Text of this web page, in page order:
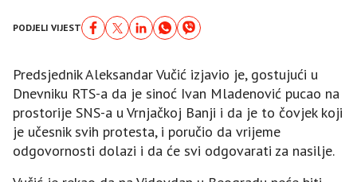
PODJELI VIJEST
Predsjednik Aleksandar Vučić izjavio je, gostujući u
Dnevniku RTS-a da je sinoć Ivan Mladenović pucao na
prostorije SNS-a u Vrnjačkoj Banji i da je to čovjek koji
je učesnik svih protesta, i poručio da vrijeme
odgovornosti dolazi i da će svi odgovarati za nasilje.